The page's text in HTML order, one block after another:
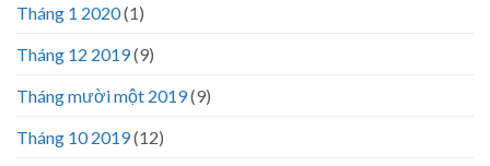
Tháng 1 2020(1)
Tháng 12 2019(9)
Tháng mười một 2019(9)
Tháng 10 2019(12)